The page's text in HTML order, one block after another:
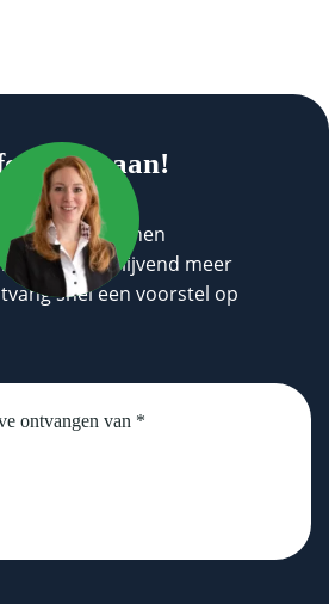
aan!
voor u kunnen
geheel vrijblijvend meer
snel een voorstel op